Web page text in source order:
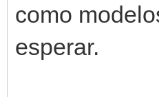
como
esperar.